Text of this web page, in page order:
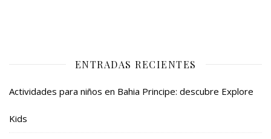
ENTRADAS RECIENTES
Actividades para niños en Bahia Principe: descubre Explore
Kids